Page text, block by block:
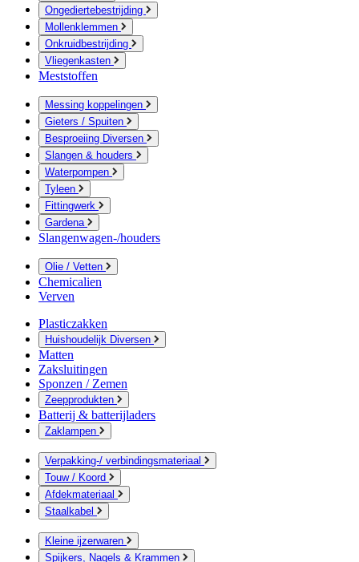
Ongediertebestrijding
Mollenklemmen
Onkruidbestrijding
Vliegenkasten
Meststoffen
Messing koppelingen
Gieters / Spuiten
Besproeiing Diversen
Slangen & houders
Waterpompen
Tyleen
Fittingwerk
Gardena
Slangenwagen-/houders
Olie / Vetten
Chemicalien
Verven
Plasticzakken
Huishoudelijk Diversen
Matten
Zaksluitingen
Sponzen / Zemen
Zeepprodukten
Batterij & batterijladers
Zaklampen
Verpakking-/ verbindingsmateriaal
Touw / Koord
Afdekmateriaal
Staalkabel
Kleine ijzerwaren
Spijkers, Nagels & Krammen